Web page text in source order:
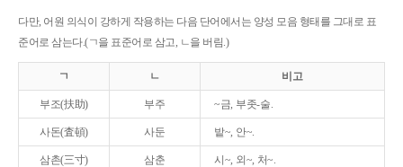
다만, 어원 의식이 강하게 작용하는 다음 단어에서는 양성 모음 형태를 그대로 표
준어로 삼는다.(ㄱ을 표준어로 삼고, ㄴ을 버림.)
ㄱ ㄴ 비고
부조(扶助) 부주 ~금, 부좃-술.
사돈(査頓) 사둔 밭~, 안~.
삼촌(三寸) 삼춘 시~, 외~, 처~.